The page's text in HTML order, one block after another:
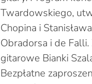
Twardowskiego,
Chopina i
Obradorsa i de
gitarowe Bianki
Bezpłatne